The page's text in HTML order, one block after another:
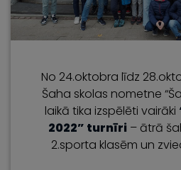
No 24.oktobra līdz
Šaha skolas nometne
laikā tika izspēlēti vairāki
2022” turnīri– ātrā
2.sporta klasēm un